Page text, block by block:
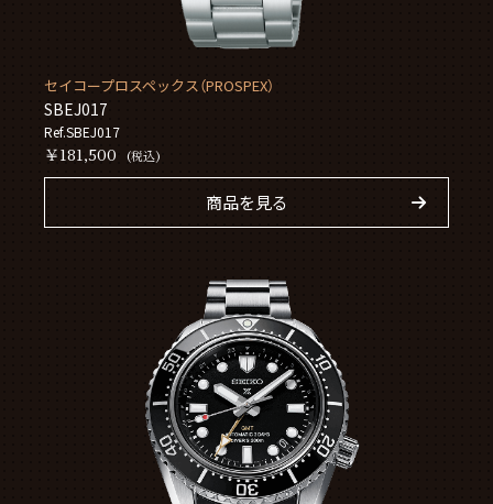
セイコープロスペックス（PROSPEX）
SBEJ017
Ref.SBEJ017
￥181,500 (税込)
商品を見る